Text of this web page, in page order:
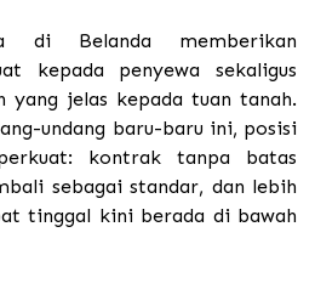
di Belanda memberikan
kepada penyewa sekaligus
yang jelas kepada tuan tanah.
undang baru-baru ini, posisi
kontrak tanpa batas
sebagai standar, dan lebih
tinggal kini berada di bawah